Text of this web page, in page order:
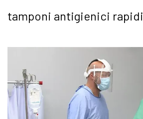
tamponi antigienici rapidi